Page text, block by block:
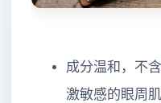
成分温和，不
激敏感的眼周肌